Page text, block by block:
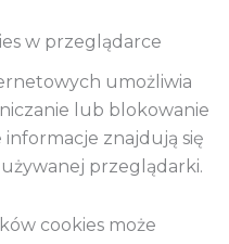
w przeglądarce
umożliwia
lub blokowanie
informacje znajdują się
przeglądarki.
cookies może